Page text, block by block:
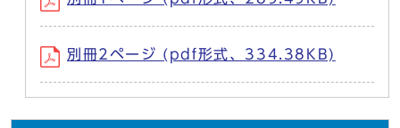
別冊2ページ (pdf形式、334.38KB)